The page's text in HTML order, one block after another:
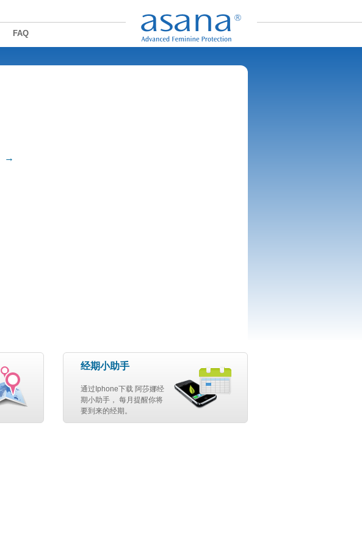
FAQ
→
经期小助手
通过Iphone下载 阿莎娜经
期小助手， 每月提醒你将
要到来的经期。